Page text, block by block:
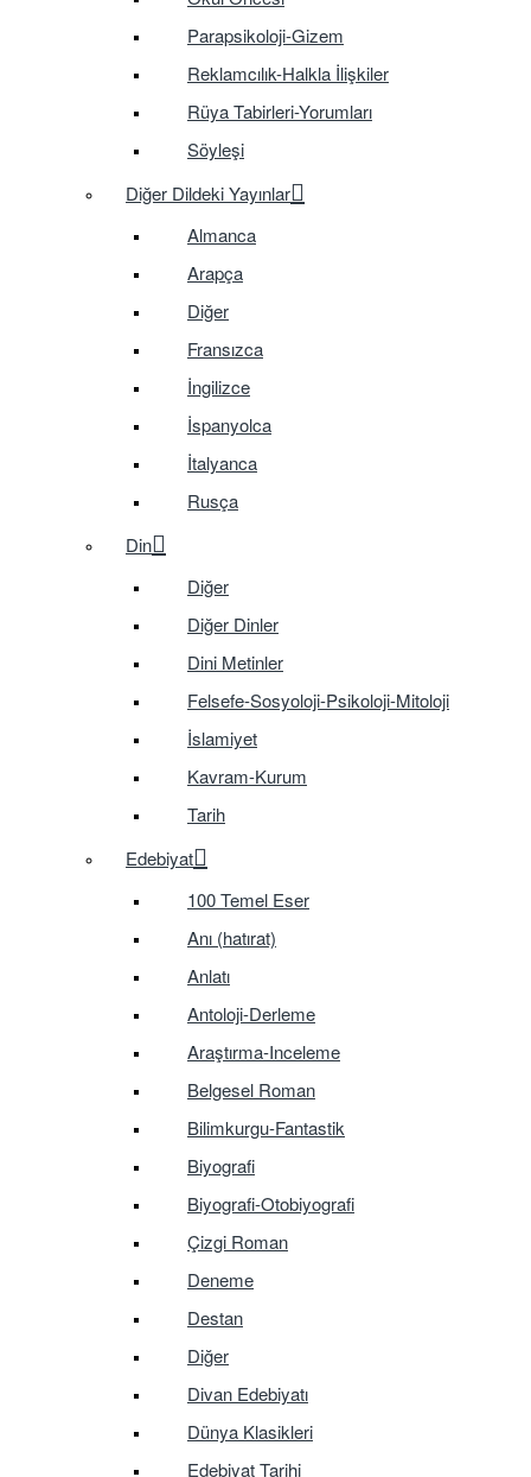
Parapsikoloji-Gizem
Reklamcılık-Halkla İlişkiler
Rüya Tabirleri-Yorumları
Söyleşi
Diğer Dildeki Yayınlar
Almanca
Arapça
Diğer
Fransızca
İngilizce
İspanyolca
İtalyanca
Rusça
Din
Diğer
Diğer Dinler
Dini Metinler
Felsefe-Sosyoloji-Psikoloji-Mitoloji
İslamiyet
Kavram-Kurum
Tarih
Edebiyat
100 Temel Eser
Anı (hatırat)
Anlatı
Antoloji-Derleme
Araştırma-Inceleme
Belgesel Roman
Bilimkurgu-Fantastik
Biyografi
Biyografi-Otobiyografi
Çizgi Roman
Deneme
Destan
Diğer
Divan Edebiyatı
Dünya Klasikleri
Edebiyat Tarihi